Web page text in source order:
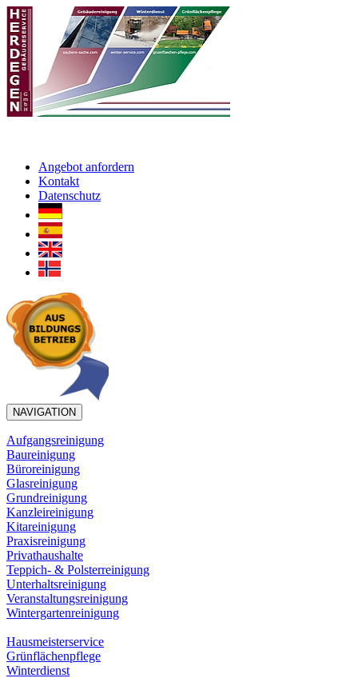
Angebot anfordern
Kontakt
Datenschutz
NAVIGATION
Aufgangsreinigung
Baureinigung
Büroreinigung
Glasreinigung
Grundreinigung
Kanzleireinigung
Kitareinigung
Praxisreinigung
Privathaushalte
Teppich- & Polsterreinigung
Unterhaltsreinigung
Veranstaltungsreinigung
Wintergartenreinigung
Hausmeisterservice
Grünflächenpflege
Winterdienst